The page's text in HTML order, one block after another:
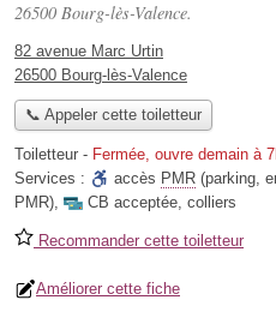
26500 Bourg-lès-Valence.
82 avenue Marc Urtin
26500 Bourg-lès-Valence
📞 Appeler cette toiletteur
Toiletteur - Fermée, ouvre demain à
Services :
accès PMR (parking,
PMR), CB acceptée, colliers
Recommander cette toiletteur
Améliorer cette fiche